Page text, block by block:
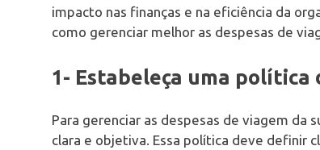
impacto nas finanças e na eficiência da
como gerenciar melhor as despesas de
1- Estabeleça uma
Para gerenciar as despesas de viagem da
clara e objetiva. Essa política deve definir